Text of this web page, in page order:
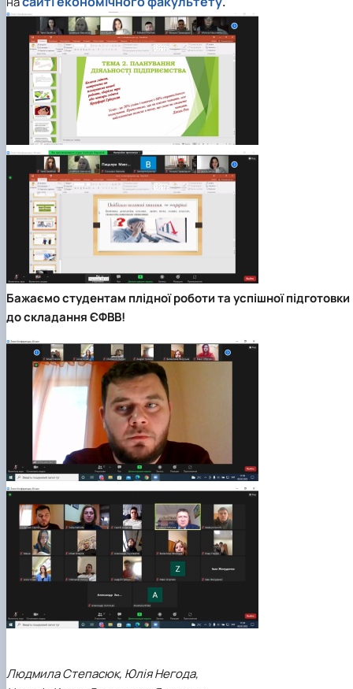
Бажаємо студентам плідної роботи та успішної підготовки
до складання ЄФВВ!
Людмила Степасюк, Юлія Негода,